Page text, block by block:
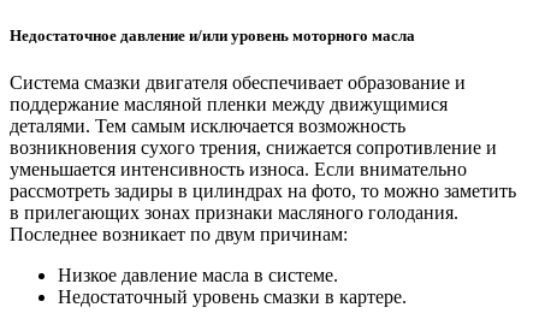
Недостаточное давление и/или уровень моторного масла
Система смазки двигателя обеспечивает образование и
поддержание масляной пленки между движущимися
деталями. Тем самым исключается возможность
возникновения сухого трения, снижается сопротивление и
уменьшается интенсивность износа. Если внимательно
рассмотреть задиры в цилиндрах на фото, то можно заметить
в прилегающих зонах признаки масляного голодания.
Последнее возникает по двум причинам:
Низкое давление масла в системе.
Недостаточный уровень смазки в картере.